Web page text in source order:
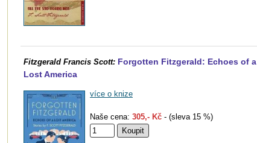
Fitzgerald Francis Scott: Forgotten Fitzgerald: Echoes of a
Lost America
více o knize
Naše cena: 305,- Kč - (sleva 15 %)